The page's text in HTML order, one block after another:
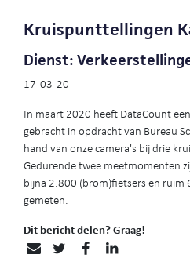
Kruispunttellingen
Dienst:
17-03-20
In maart 2020 heeft DataCount
gebracht in opdracht van Bureau
hand van onze camera's bij drie
Gedurende twee meetmomenten
bijna 2.800 (brom)fietsers en
gemeten.
Dit bericht delen? Graag!